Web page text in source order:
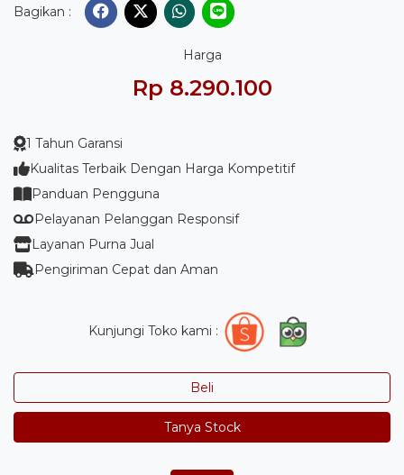
Bagikan :
Harga
Rp 8.290.100
1 Tahun Garansi
Kualitas Terbaik Dengan Harga Kompetitif
Panduan Pengguna
Pelayanan Pelanggan Responsif
Layanan Purna Jual
Pengiriman Cepat dan Aman
Kunjungi Toko kami :
Beli
Tanya Stock